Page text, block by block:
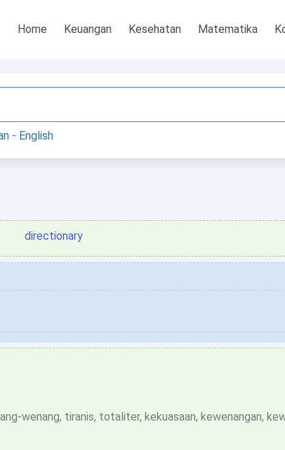
Home Keuangan Kesehatan Matematika
- English
directionary
wenang, tiranis, totaliter, kekuasaan, kewenangan,